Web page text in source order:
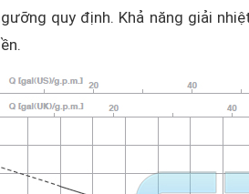
quy định. Khả năng giải